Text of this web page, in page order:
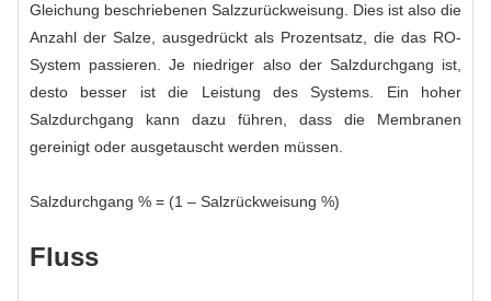
Gleichung beschriebenen Salzzurückweisung. Dies ist also die
Anzahl der Salze, ausgedrückt als Prozentsatz, die das RO-
System passieren. Je niedriger also der Salzdurchgang ist,
desto besser ist die Leistung des Systems. Ein hoher
Salzdurchgang kann dazu führen, dass die Membranen
gereinigt oder ausgetauscht werden müssen.
Salzdurchgang % = (1 – Salzrückweisung %)
Fluss